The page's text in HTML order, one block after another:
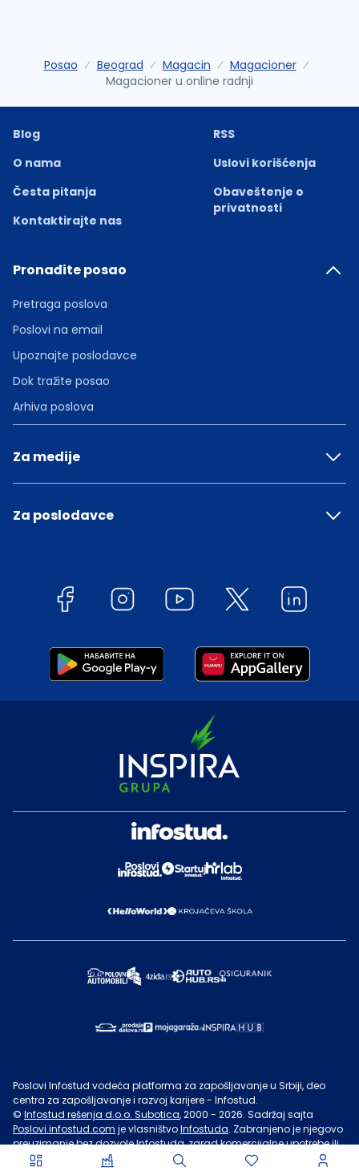
Posao Beograd Magacin
Magacioner
Magacioner u online radnji
Blog
O nama
Česta pitanja
Kontaktirajte nas
RSS
Uslovi korišćenja
Obaveštenje o
privatnosti
Pronađite posao
Pretraga poslova
Poslovi na email
Upoznajte poslodavce
Dok tražite posao
Arhiva poslova
Za medije
Za poslodavce
Poslovi Infostud vodeća platforma za zapošljavanje u Srbiji, deo
centra za zapošljavanje i razvoj karijere - Infostud.
© Infostud rešenja d.o.o. Subotica, 2000 - 2026. Sadržaj sajta
Poslovi.infostud.com je vlasništvoInfostuda. Zabranjeno je njegovo
preuzimanje bez dozvoleInfostuda, zarad komercijalne upotrebe ili
u druge svrhe, osim za lične potrebe posetilaca sajta.